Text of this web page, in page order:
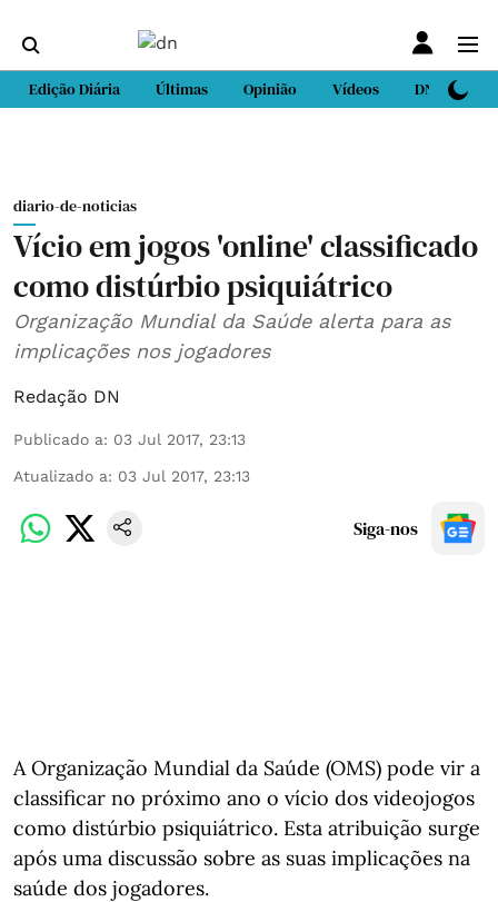
Edição Diária Últimas Opinião Vídeos DN Sport
diario-de-noticias
Vício em jogos 'online' classificado
como distúrbio psiquiátrico
Organização Mundial da Saúde alerta para as
implicações nos jogadores
Redação DN
Publicado a: 03 Jul 2017, 23:13
Atualizado a: 03 Jul 2017, 23:13
Siga-nos
A Organização Mundial da Saúde (OMS) pode vir a
classificar no próximo ano o vício dos videojogos
como distúrbio psiquiátrico. Esta atribuição surge
após uma discussão sobre as suas implicações na
saúde dos jogadores.